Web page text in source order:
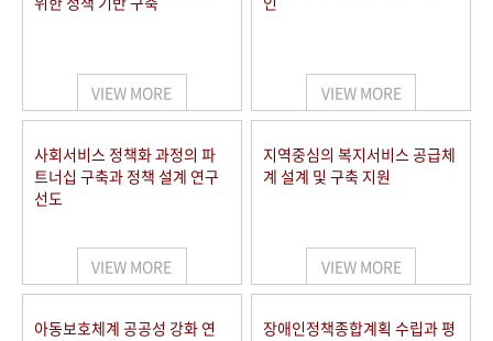
VIEW MORE VIEW MORE
사회서비스 정책화 과정의 파
트너십 구축과 정책 설계 연구
선도
VIEW MORE
지역중심의 복지서비스 공급체
계 설계 및 구축 지원
VIEW MORE
아동보호체계 공공성 강화 연
장애인정책종합계획 수립과 평